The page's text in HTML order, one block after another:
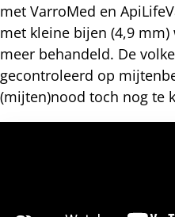
met VarroMed en
met kleine bijen (4,9
meer behandeld. De
gecontroleerd op
(mijten)nood toch nog te